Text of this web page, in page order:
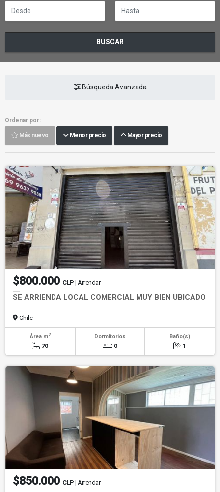
BUSCAR
Búsqueda Avanzada
Ordenar por:
Más nuevo Menor precio Mayor precio
$800.000 CLP | Arrendar
SE ARRIENDA LOCAL COMERCIAL MUY BIEN UBICADO
Chile
Área m2
70
Dormitorios
0
Baño(s)
1
$850.000 CLP | Arrendar